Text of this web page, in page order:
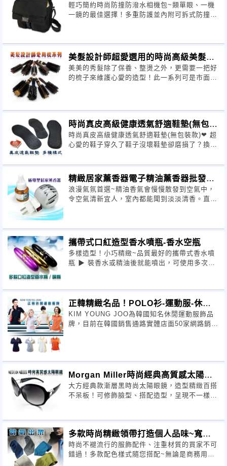
相機包
輕巧簡約時尚防撞防潑水相機包~類單眼、一機
一鏡的最佳選擇！多重防護並內附可拆式防撞內
美髮設計師超愛選用的時尚高級美髮
梳！
美美的秀髮除了保養、整燙之外，更需要一把好
的梳子來維護心愛的造型！此一系列可是市面上
時尚真皮高級健康透氣舒適鞋墊(無包裝
款)
時尚真皮高級健康透氣舒適鞋墊(無包裝款)❤ 超
心愛的鞋子穿久了鞋子沒壞鞋墊卻磨損了？換這
精緻居家薰香器電子精油薰香器批發團
購切貨出清
浪漫氣氛首選~精油香氣會慢慢散發到空氣中，
令空氣清新宜人，室內都能聞到淡淡清香。直接
攜帶式口紅造型香水噴瓶-香水空瓶
多樣造型！小巧精緻~品質最好的攜帶式香水噴
瓶 ▶ 裝香水或精油後就能噴出，可使用多次！
正韓精緻名品！POLO衫-運動服-休閒
服
KIM YOUNG JOO為韓國知名休閒運動服飾品
牌，目前在韓國銷售通路實體店面50家網路銷
Morgan Miller時尚經典高質感太陽眼
鏡
大方經典款漸層黑時尚太陽眼鏡，造型精緻百搭
不呆板！可修飾臉型、搭配造型，呈現不一樣的
多款時尚精緻領帶打造個人品味~寬版
窄版皆有
時尚不褪流行的服飾配件、注重材質的買家不可
錯過！多款配色樣式隨您搭配~無論是商務用或